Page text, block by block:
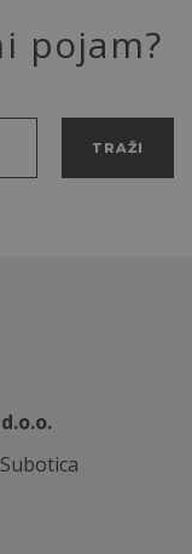
pojam?
TRAŽI